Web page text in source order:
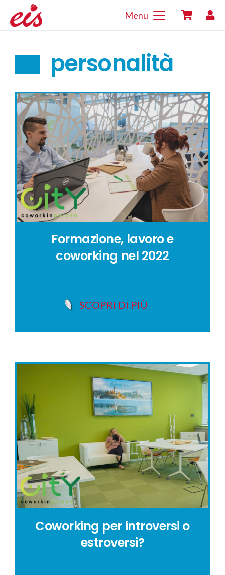
Menu
personalità
Formazione, lavoro e
coworking nel 2022
SCOPRI DI PIÙ
Coworking per introversi o
estroversi?